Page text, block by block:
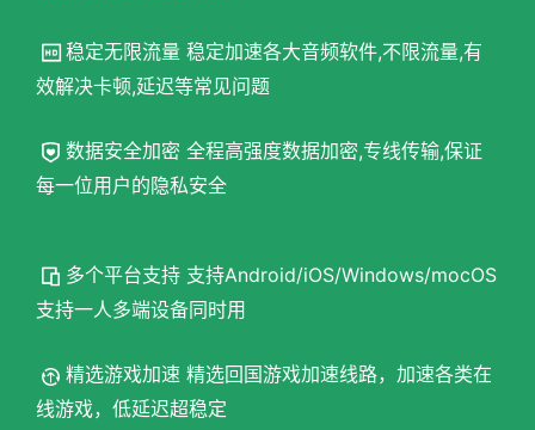
稳定无限流量 稳定加速各大音频软件,不限流量,有
效解决卡顿,延迟等常见问题
数据安全加密 全程高强度数据加密,专线传输,保证
每一位用户的隐私安全
多个平台支持 支持Android/iOS/Windows/mocOS
支持一人多端设备同时用
精选游戏加速 精选回国游戏加速线路，加速各类在
线游戏，低延迟超稳定